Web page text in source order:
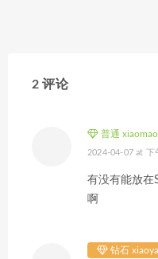
2 评论
普通
2024-04-07 at 下
有没有能放在
啊
钻石